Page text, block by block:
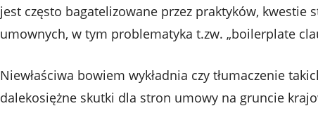
jest często bagatelizowane przez praktyków, kwestie
umownych, w tym problematyka t.zw. „boilerplate
Niewłaściwa bowiem wykładnia czy tłumaczenie
dalekosiężne skutki dla stron umowy na gruncie